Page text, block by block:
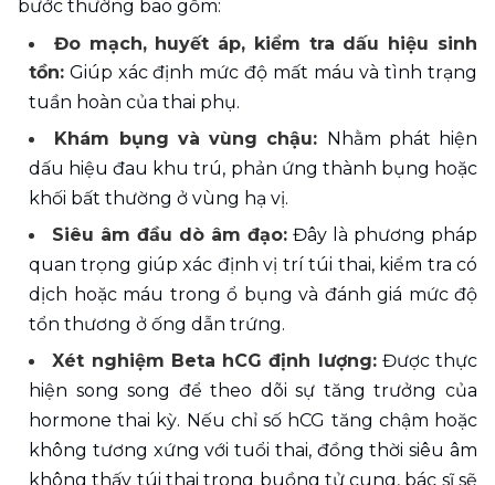
bước thường bao gồm:
Đo mạch, huyết áp, kiểm tra dấu hiệu sinh
tồn: Giúp xác định mức độ mất máu và tình trạng
tuần hoàn của thai phụ.
Khám bụng và vùng chậu: Nhằm phát hiện
dấu hiệu đau khu trú, phản ứng thành bụng hoặc
khối bất thường ở vùng hạ vị.
Siêu âm đầu dò âm đạo: Đây là phương pháp
quan trọng giúp xác định vị trí túi thai, kiểm tra có
dịch hoặc máu trong ổ bụng và đánh giá mức độ
tổn thương ở ống dẫn trứng.
Xét nghiệm Beta hCG định lượng: Được thực
hiện song song để theo dõi sự tăng trưởng của
hormone thai kỳ. Nếu chỉ số hCG tăng chậm hoặc
không tương xứng với tuổi thai, đồng thời siêu âm
không thấy túi thai trong buồng tử cung, bác sĩ sẽ